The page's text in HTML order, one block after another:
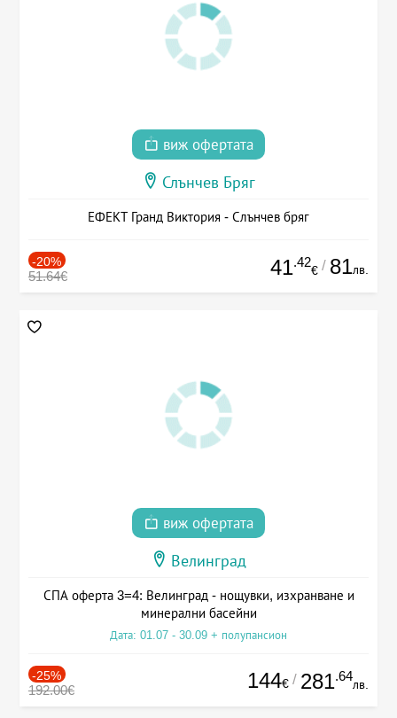
виж офертата
Слънчев Бряг
ЕФЕКТ Гранд Виктория - Слънчев бряг
-20%
51.64€ 41.42
€ / 81лв.
виж офертата
Велинград
СПА оферта 3=4: Велинград - нощувки, изхранване и
минерални басейни
Дата: 01.07 - 30.09 + полупансион
-25%
192.00€ 144€ / 281.64
лв.